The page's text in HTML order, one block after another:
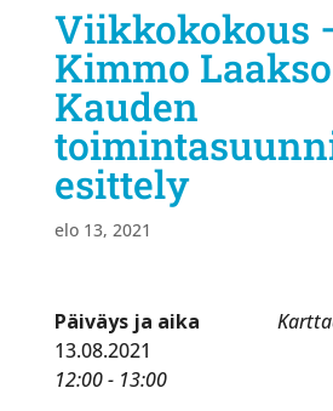
Viikkokokous
Kimmo
Kauden
esittely
elo 13, 2021
Päiväys ja aika
13.08.2021
12:00 - 13:00